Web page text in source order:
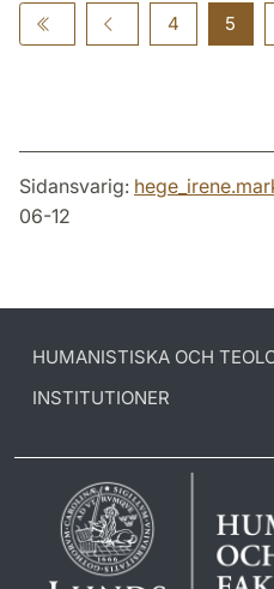
4 5
Sidansvarig:
06-12
HUMANISTISKA OCH
INSTITUTIONER